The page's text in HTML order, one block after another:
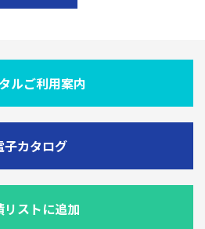
ルご利用案内
子カタログ
リストに追加